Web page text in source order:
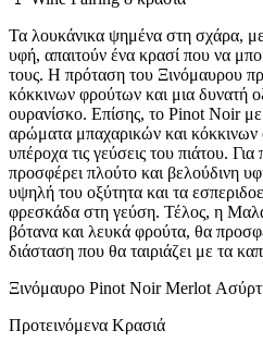
Τα λουκάνικα ψημένα στη σχάρα,
υφή, απαιτούν ένα κρασί που να
τους. Η πρόταση του Ξινόμαυρου
κόκκινων φρούτων και μια δυνατή
ουρανίσκο. Επίσης, το Pinot Noir
αρώματα μπαχαρικών και
υπέροχα τις γεύσεις του πιάτου.
προσφέρει πλούτο και βελούδινη
υψηλή του οξύτητα και τα
φρεσκάδα στη γεύση. Τέλος, η
βότανα και λευκά φρούτα, θα
διάσταση που θα ταιριάζει με τα
Ξινόμαυρο Pinot Noir Merlot
Προτεινόμενα Κρασιά